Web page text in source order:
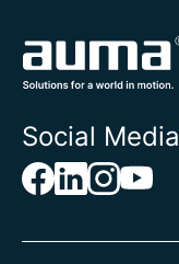
Social Media